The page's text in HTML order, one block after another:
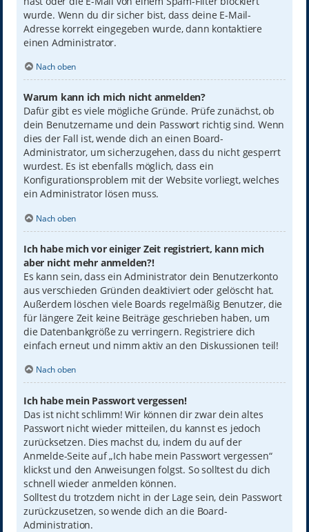
wurde. Wenn du dir sicher bist, dass deine E-Mail-
Adresse korrekt eingegeben wurde, dann kontaktiere
einen Administrator.
Nach oben
Warum kann ich mich nicht anmelden?
Dafür gibt es viele mögliche Gründe. Prüfe zunächst, ob
dein Benutzername und dein Passwort richtig sind. Wenn
dies der Fall ist, wende dich an einen Board-
Administrator, um sicherzugehen, dass du nicht gesperrt
wurdest. Es ist ebenfalls möglich, dass ein
Konfigurationsproblem mit der Website vorliegt, welches
ein Administrator lösen muss.
Nach oben
Ich habe mich vor einiger Zeit registriert, kann mich
aber nicht mehr anmelden?!
Es kann sein, dass ein Administrator dein Benutzerkonto
aus verschieden Gründen deaktiviert oder gelöscht hat.
Außerdem löschen viele Boards regelmäßig Benutzer, die
für längere Zeit keine Beiträge geschrieben haben, um
die Datenbankgröße zu verringern. Registriere dich
einfach erneut und nimm aktiv an den Diskussionen teil!
Nach oben
Ich habe mein Passwort vergessen!
Das ist nicht schlimm! Wir können dir zwar dein altes
Passwort nicht wieder mitteilen, du kannst es jedoch
zurücksetzen. Dies machst du, indem du auf der
Anmelde-Seite auf „Ich habe mein Passwort vergessen“
klickst und den Anweisungen folgst. So solltest du dich
schnell wieder anmelden können.
Solltest du trotzdem nicht in der Lage sein, dein Passwort
zurückzusetzen, so wende dich an die Board-
Administration.